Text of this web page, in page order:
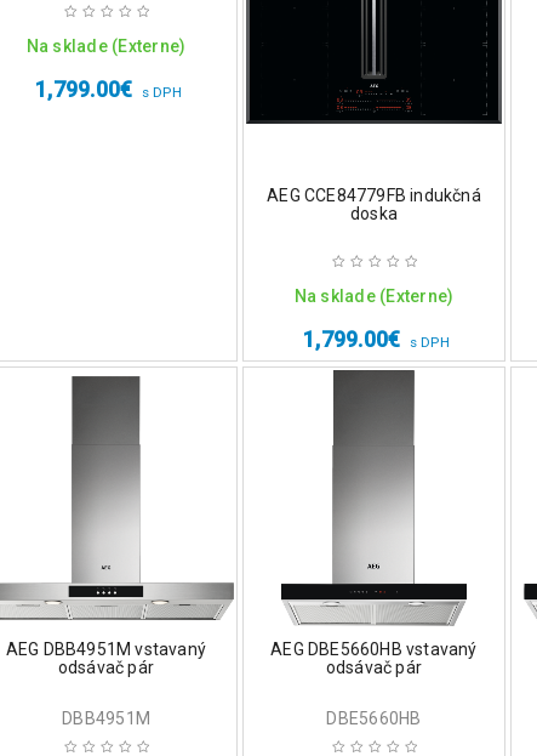
Na sklade (Externe)
1,799.00€ s DPH
AEG CCE84779FB indukčná
doska
Na sklade (Externe)
1,799.00€ s DPH
AEG DBB4951M vstavaný
odsávač pár
DBB4951M
AEG DBE5660HB vstavaný
odsávač pár
DBE5660HB